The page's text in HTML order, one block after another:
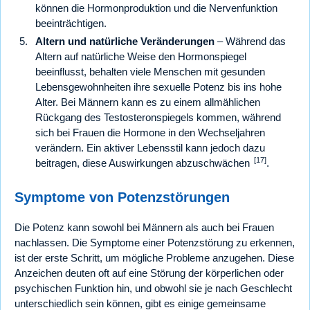
können die Hormonproduktion und die Nervenfunktion
beeinträchtigen.
Altern und natürliche Veränderungen – Während das
Altern auf natürliche Weise den Hormonspiegel
beeinflusst, behalten viele Menschen mit gesunden
Lebensgewohnheiten ihre sexuelle Potenz bis ins hohe
Alter. Bei Männern kann es zu einem allmählichen
Rückgang des Testosteronspiegels kommen, während
sich bei Frauen die Hormone in den Wechseljahren
verändern. Ein aktiver Lebensstil kann jedoch dazu
beitragen, diese Auswirkungen abzuschwächen [17].
Symptome von Potenzstörungen
Die Potenz kann sowohl bei Männern als auch bei Frauen
nachlassen. Die Symptome einer Potenzstörung zu erkennen,
ist der erste Schritt, um mögliche Probleme anzugehen. Diese
Anzeichen deuten oft auf eine Störung der körperlichen oder
psychischen Funktion hin, und obwohl sie je nach Geschlecht
unterschiedlich sein können, gibt es einige gemeinsame